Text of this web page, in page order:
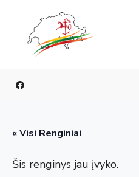
content
« Visi Renginiai
Šis renginys jau įvyko.